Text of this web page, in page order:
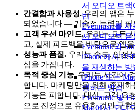
서 오디오 트랙
법
Evermusic를 사
서 오디오북 듣
Evermusic와
iPhone에서
을 재생하는 방
iPhone 또는
생하는 방법
Evermusic 및
Mac에서 오디
간결함과 사용성.우리의 앱은
되었습니다 — 기술적 능력이 필
고객 우선 마인드.우리는 모든
고, 실제 피드백을 바탕으로 앱
성능과 품질. 우리는 속도, 안정
심을 가집니다.
목적 중심 기능.우리는 시간이
합니다. 마케팅만을 위해 존재
기능은 피합니다. 대신, 고객 요
으로 진정으로 유용한 것만 구현